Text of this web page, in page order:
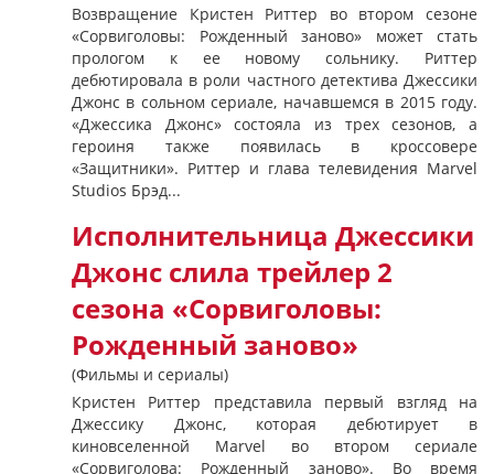
Возвращение Кристен Риттер во втором сезоне
«Сорвиголовы: Рожденный заново» может стать
прологом к ее новому сольнику. Риттер
дебютировала в роли частного детектива Джессики
Джонс в сольном сериале, начавшемся в 2015 году.
«Джессика Джонс» состояла из трех сезонов, а
героиня также появилась в кроссовере
«Защитники». Риттер и глава телевидения Marvel
Studios Брэд...
Исполнительница Джессики
Джонс слила трейлер 2
сезона «Сорвиголовы:
Рожденный заново»
(Фильмы и сериалы)
Кристен Риттер представила первый взгляд на
Джессику Джонс, которая дебютирует в
киновселенной Marvel во втором сериале
«Сорвиголова: Рожденный заново». Во время